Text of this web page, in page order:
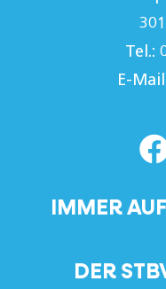
Tel.:
E-
IMMER
DER